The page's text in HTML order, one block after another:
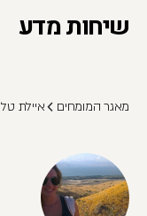
שיחות מדע
מאגר המומחים איילת טל